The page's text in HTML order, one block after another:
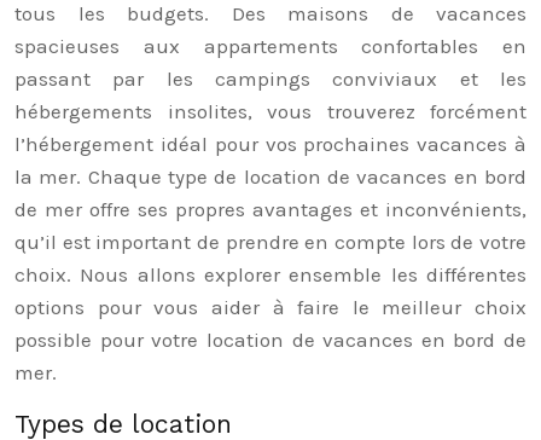
tous les budgets. Des maisons de vacances
spacieuses aux appartements confortables en
passant par les campings conviviaux et les
hébergements insolites, vous trouverez forcément
l’hébergement idéal pour vos prochaines vacances à
la mer. Chaque type de location de vacances en bord
de mer offre ses propres avantages et inconvénients,
qu’il est important de prendre en compte lors de votre
choix. Nous allons explorer ensemble les différentes
options pour vous aider à faire le meilleur choix
possible pour votre location de vacances en bord de
mer.
Types de location